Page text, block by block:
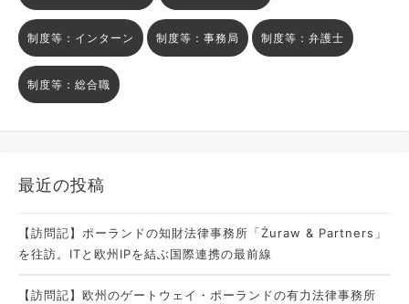
制度等：インターン 制度等：事務局 制度等：弁護士
制度等：総合職
最近の投稿
【訪問記】ポーランドの知財法律事務所「Żuraw & Partners」
を往訪。ITと欧州IPを結ぶ国際連携の最前線
【訪問記】欧州のゲートウェイ・ポーランドの有力法律事務所